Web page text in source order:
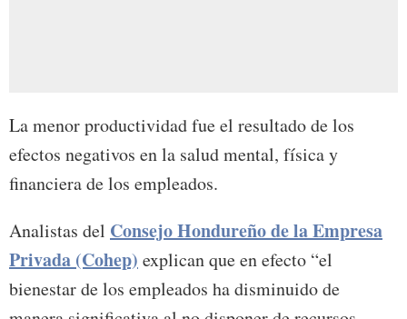
La menor productividad fue el resultado de los
efectos negativos en la salud mental, física y
financiera de los empleados.
Analistas del Consejo Hondureño de la Empresa
Privada (Cohep) explican que en efecto “el
bienestar de los empleados ha disminuido de